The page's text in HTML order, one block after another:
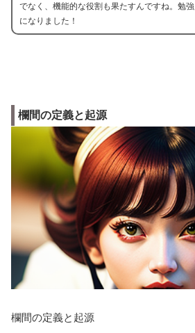
でなく、機能的な役割も果たすんですね。勉強
になりました！
欄間の定義と起源
欄間の定義と起源